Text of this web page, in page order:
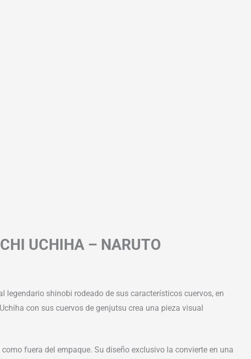
UCHIHA – NARUTO
legendario shinobi rodeado de sus característicos cuervos, en
con sus cuervos de genjutsu crea una pieza visual
fuera del empaque. Su diseño exclusivo la convierte en una